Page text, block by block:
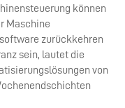
können
Maschine
zurückkehren
sein, lautet die
von